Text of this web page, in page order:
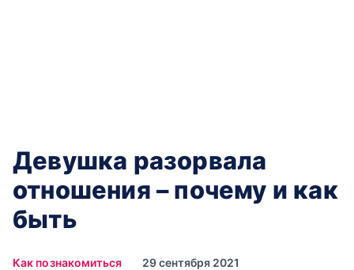
Девушка разорвала
отношения – почему и как
быть
Как познакомиться
29 сентября 2021